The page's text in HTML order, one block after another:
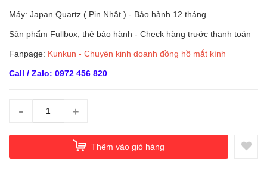
Máy: Japan Quartz ( Pin Nhật ) - Bảo hành 12 tháng
Sản phẩm Fullbox, thẻ bảo hành - Check hàng trước thanh toán
Fanpage: Kunkun - Chuyên kinh doanh đồng hồ mắt kính
Call / Zalo: 0972 456 820
- +
Thêm vào giỏ hàng